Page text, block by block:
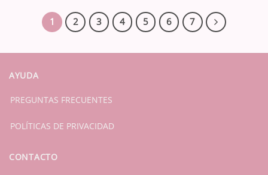
1 2 3 4 5 6 7
AYUDA
PREGUNTAS FRECUENTES
POLÍTICAS DE PRIVACIDAD
CONTACTO